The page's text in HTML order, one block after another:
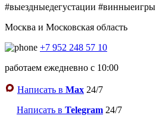
#выездныедегустации #винныеигры
Москва и Московская область
+7 952 248 57 10
работаем ежедневно с 10:00
Написать в Max 24/7
Написать в Telegram 24/7